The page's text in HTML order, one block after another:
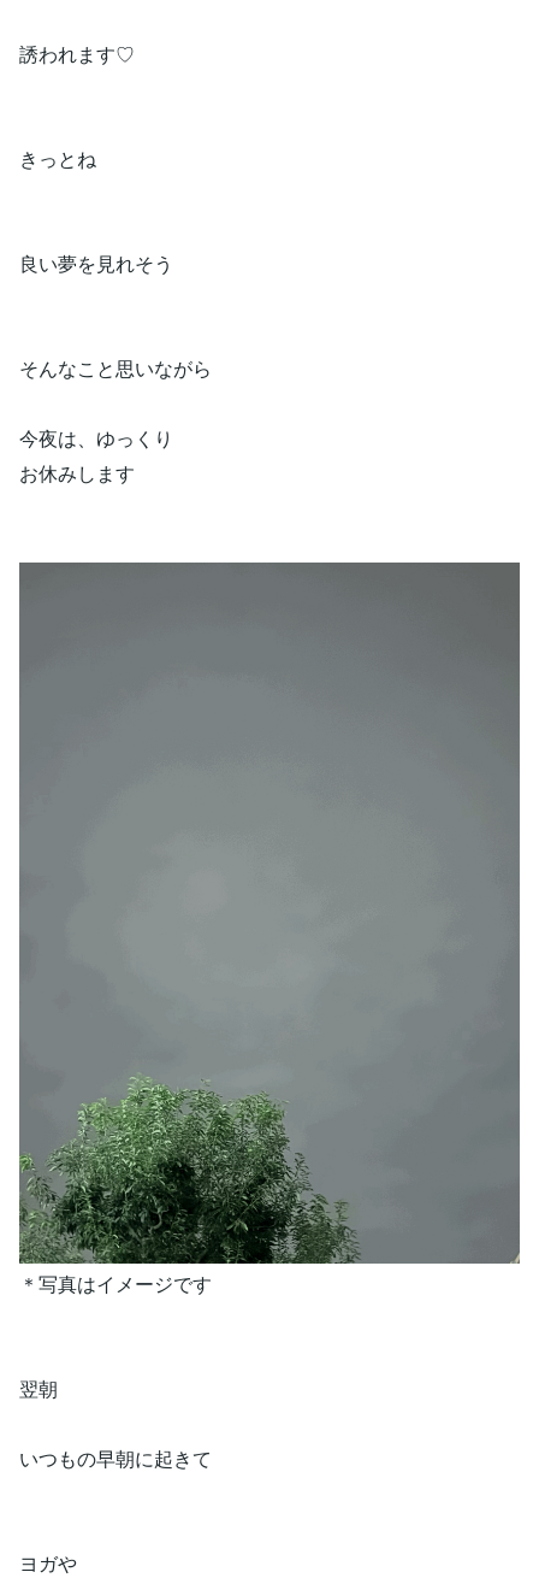
誘われます♡
きっとね
良い夢を見れそう
そんなこと思いながら
今夜は、ゆっくり
お休みします
＊写真はイメージです
翌朝
いつもの早朝に起きて
ヨガや